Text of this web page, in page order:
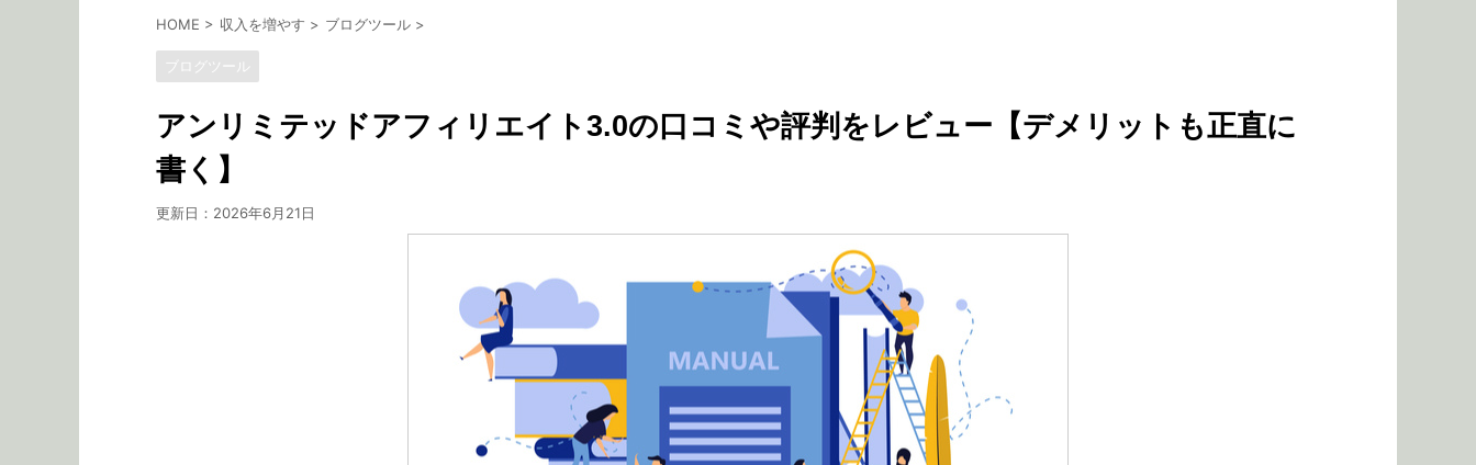
HOME > 収入を増やす > ブログツール >
ブログツール
アンリミテッドアフィリエイト3.0の口コミや評判をレビュー【デメリットも正直に
書く】
更新日： 2026年6月21日